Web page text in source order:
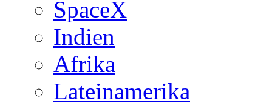
SpaceX
Indien
Afrika
Lateinamerika